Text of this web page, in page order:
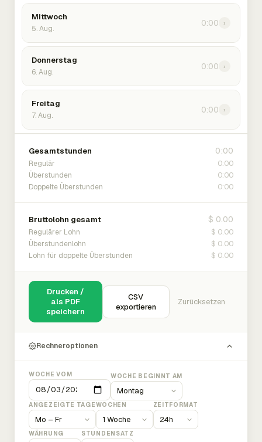
Mittwoch
5. Aug.
0:00 ›
Donnerstag
6. Aug.
0:00 ›
Freitag
7. Aug.
0:00 ›
Gesamtstunden 0:00
Regulär 0:00
Überstunden 0:00
Doppelte Überstunden 0:00
Bruttolohn gesamt $ 0.00
Regulärer Lohn $ 0.00
Überstundenlohn $ 0.00
Lohn für doppelte Überstunden $ 0.00
Drucken /
als PDF
speichern
CSV
exportieren
Zurücksetzen
Rechneroptionen
WOCHE VOM WOCHE BEGINNT AM
ANGEZEIGTE TAGEWOCHEN ZEITFORMAT
WÄHRUNG STUNDENSATZ